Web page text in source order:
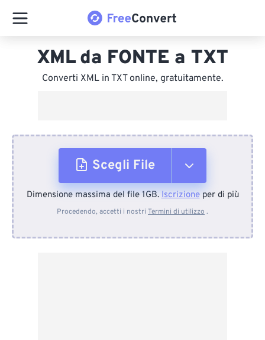
XML da FONTE a TXT
Converti XML in TXT online, gratuitamente.
Scegli File
Dal dispositivo
Dimensione massima del file 1GB.Iscrizioneper di più
Procedendo, accetti i nostri Termini di utilizzo .